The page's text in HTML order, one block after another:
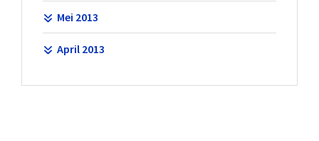
Mei 2013
April 2013